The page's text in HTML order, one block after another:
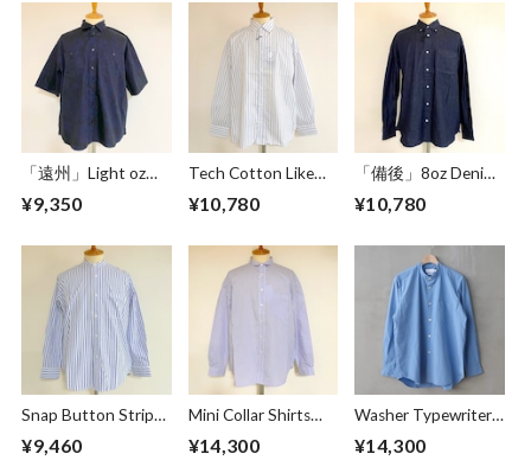
「遠州」Light oz
Overdye Poplin W-
Pocket Half Sleeve
Botanical Deep
Navy
¥9,350
Tech Cotton Like
Stripe BD BOX-A
Line Shirts Ivory
¥10,780
「備後」8oz Denim
BD BOX-A Line
Shirts Dark Indigo
¥10,780
Snap Button Stripe
Band Collar L/S
Shirts White
¥9,460
Mini Collar Shirts
White Stripe
¥14,300
Washer Typewriter
Loose Fit Band
Collar Shirt Blue
¥14,300